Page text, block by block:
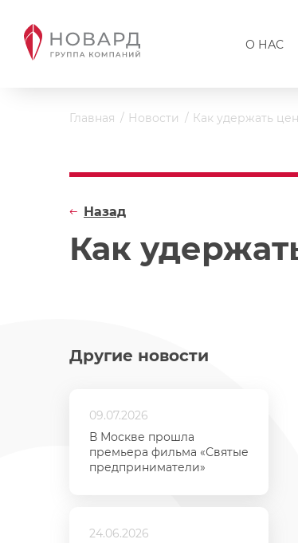
О НАС
Главная Новости Как удержать
Как
Назад
Другие новости
09.07.2026
В Москве прошла
премьера фильма «Святые
предприниматели»
24.06.2026